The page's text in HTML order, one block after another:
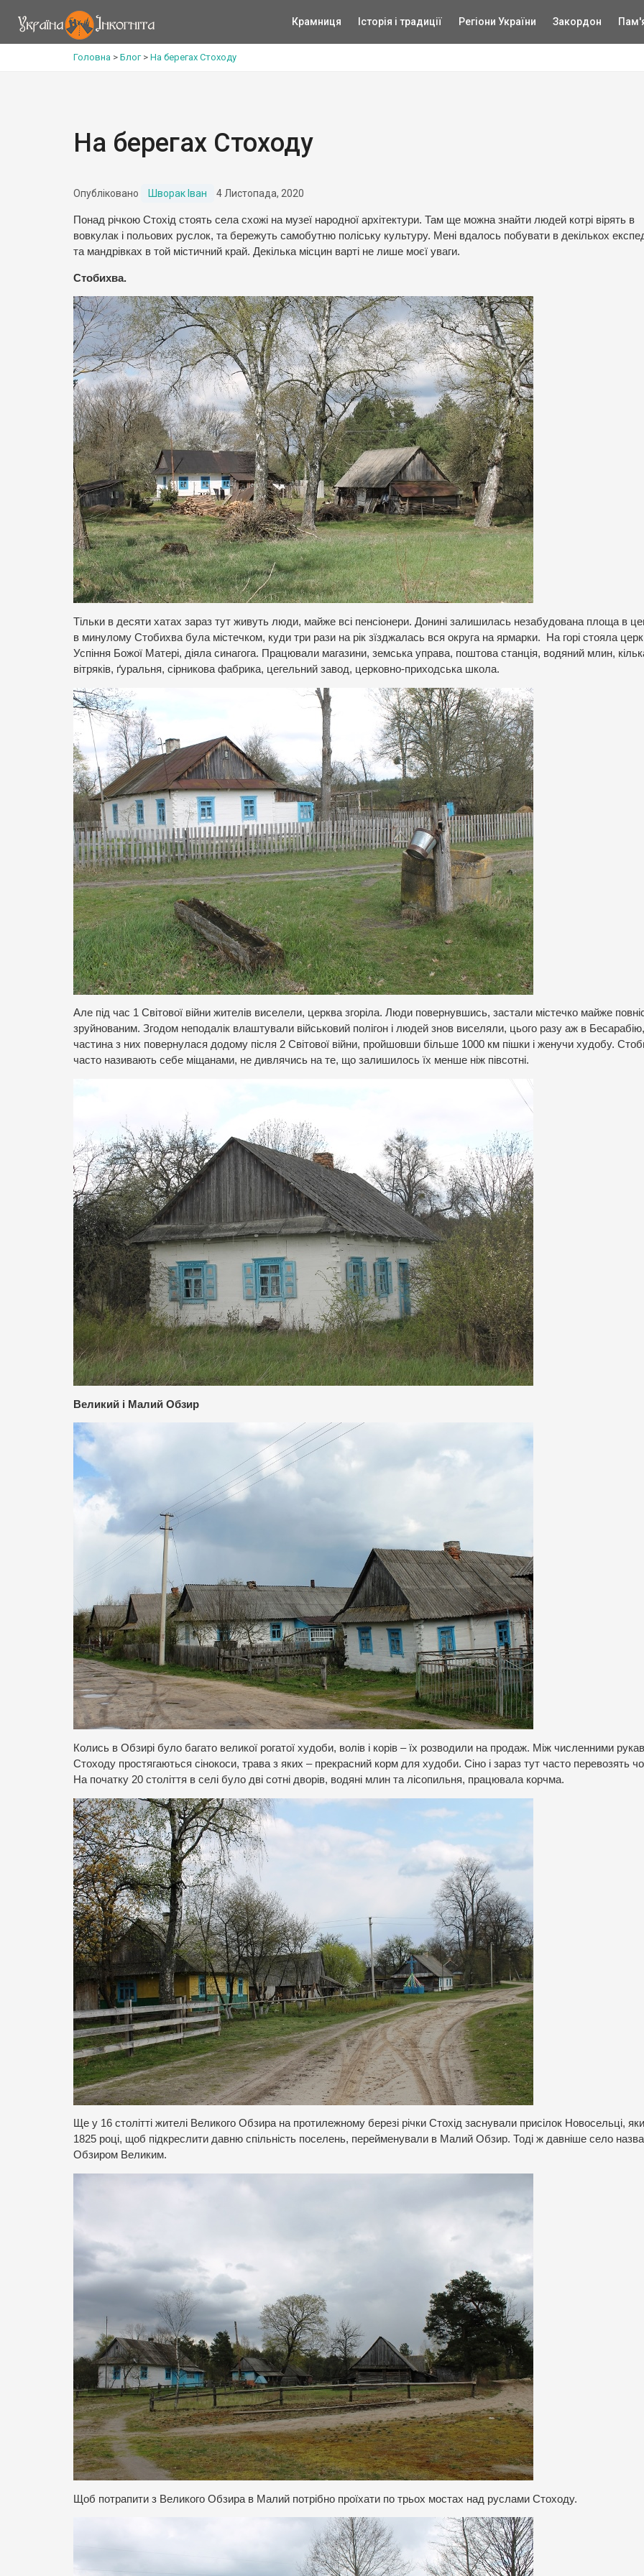
Крамниця Історія і традиції Регіони України Закордон
Головна > Блог> На берегах Стоходу
На берегах Стоходу
Опубліковано Шворак Іван 4 Листопада, 2020
Понад річкою Стохід стоять села схожі на музеї народної архітектури. Там ще можна знайти людей котрі вірять в
вовкулак і польових руслок, та бережуть самобутню поліську культуру. Мені вдалось побувати в декількох
та мандрівках в той містичний край. Декілька місцин варті не лише моєї уваги.
Стобихва.
Тільки в десяти хатах зараз тут живуть люди, майже всі пенсіонери. Донині залишилась незабудована площа в
в минулому Стобихва була містечком, куди три рази на рік зїзджалась вся округа на ярмарки. На горі стояла
Успіння Божої Матері, діяла синагога. Працювали магазини, земська управа, поштова станція, водяний млин,
вітряків, ґуральня, сірникова фабрика, цегельний завод, церковно-приходська школа.
Але під час 1 Світової війни жителів виселели, церква згоріла. Люди повернувшись, застали містечко майже
зруйнованим. Згодом неподалік влаштували військовий полігон і людей знов виселяли, цього разу аж в
частина з них повернулася додому після 2 Світової війни, пройшовши більше 1000 км пішки і женучи худобу.
часто називають себе міщанами, не дивлячись на те, що залишилось їх менше ніж півсотні.
Великий і Малий Обзир
Колись в Обзирі було багато великої рогатої худоби, волів і корів – їх розводили на продаж. Між численними
Стоходу простягаються сінокоси, трава з яких – прекрасний корм для худоби. Сіно і зараз тут часто перевозять
На початку 20 століття в селі було дві сотні дворів, водяні млин та лісопильня, працювала корчма.
Ще у 16 столітті жителі Великого Обзира на протилежному березі річки Стохід заснували присілок Новосельці,
1825 році, щоб підкреслити давню спільність поселень, перейменували в Малий Обзир. Тоді ж давніше село
Обзиром Великим.
Щоб потрапити з Великого Обзира в Малий потрібно проїхати по трьох мостах над руслами Стоходу.